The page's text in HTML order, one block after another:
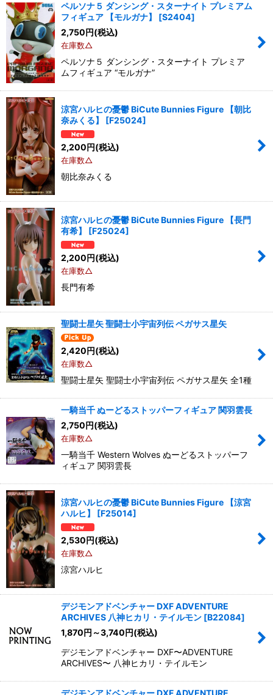
ペルソナ５ ダンシング・スターナイト プレミアム
フィギュア 【モルガナ】
[S2404]
2,750円(税込)
在庫数△
ペルソナ５ ダンシング・スターナイト プレミア
ムフィギュア “モルガナ”
涼宮ハルヒの憂鬱 BiCute Bunnies Figure 【朝比
奈みくる】
[F25024]
2,200円(税込)
在庫数△
朝比奈みくる
涼宮ハルヒの憂鬱 BiCute Bunnies Figure 【長門
有希】
[F25024]
2,200円(税込)
在庫数△
長門有希
聖闘士星矢 聖闘士小宇宙列伝 ペガサス星矢
2,420円(税込)
在庫数△
聖闘士星矢 聖闘士小宇宙列伝 ペガサス星矢 全1種
一騎当千 ぬーどるストッパーフィギュア 関羽雲長
2,750円(税込)
在庫数△
一騎当千 Western Wolves ぬーどるストッパーフ
ィギュア 関羽雲長
涼宮ハルヒの憂鬱 BiCute Bunnies Figure 【涼宮
ハルヒ】
[F25014]
2,530円(税込)
在庫数△
涼宮ハルヒ
デジモンアドベンチャー DXF ADVENTURE
ARCHIVES 八神ヒカリ・テイルモン [B22084]
1,870円 ～3,740円(税込)
デジモンアドベンチャー DXF〜ADVENTURE
ARCHIVES〜 八神ヒカリ・テイルモン